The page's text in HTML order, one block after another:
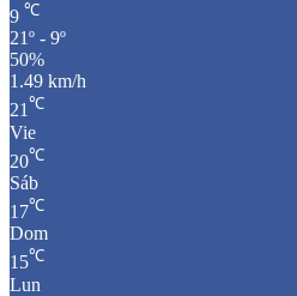
9 ℃
21º - 9º
50%
1.49 km/h
21℃
Vie
20℃
Sáb
17℃
Dom
15℃
Lun